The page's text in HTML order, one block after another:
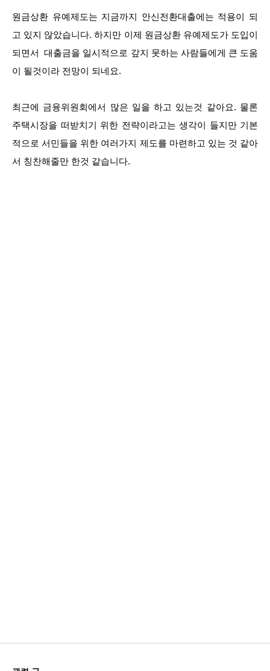
원금상환 유예제도는 지금까지 안신전환대출에는 적용이 되
고 있지 않았습니다. 하지만 이제 원금상환 유예제도가 도입이
되면서 대출금을 일시적으로 갚지 못하는 사람들에게 큰 도움
이 될것이라 전망이 되네요.
최근에 금융위원회에서 많은 일을 하고 있는것 같아요. 물론
주택시장을 떠받치기 위한 전략이라고는 생각이 들지만 기본
적으로 서민들을 위한 여러가지 제도를 마련하고 있는 것 같아
서 칭찬해줄만 한것 같습니다.